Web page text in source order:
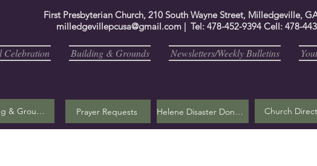
First Presbyterian Church, 210 South Wayne Street, Milledgeville,
milledgevillepcusa@gmail.com | Tel: 478-452-9394 Cell: 478-
Celebration Building & Grounds Newsletters/Weekly Bulletins
Building & Grounds Prayer Requests Helene Disaster Donation Church